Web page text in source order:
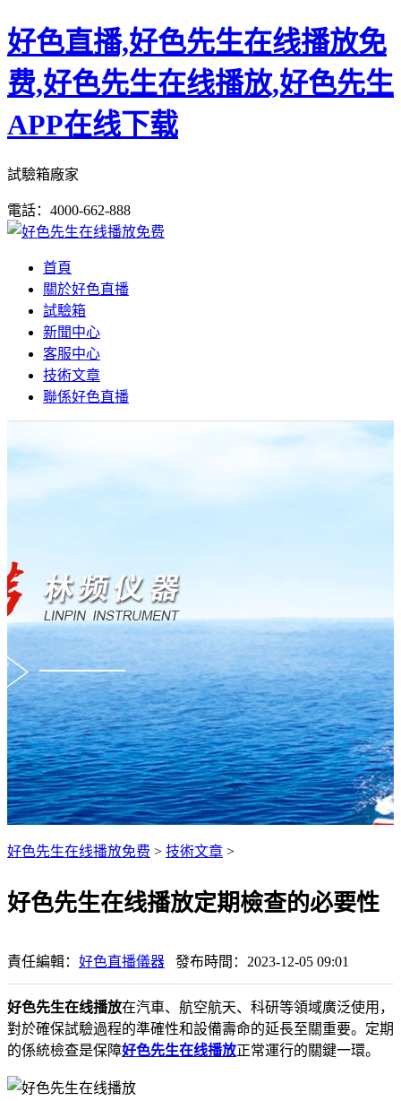
好色直播,好色先生在线播放免
费,好色先生在线播放,好色先生
APP在线下载
試驗箱廠家
電話：4000-662-888
首頁
關於好色直播
試驗箱
新聞中心
客服中心
技術文章
聯係好色直播
好色先生在线播放免费 > 技術文章 >
好色先生在线播放定期檢查的必要性
責任編輯： 好色直播儀器 發布時間：2023-12-05 09:01
好色先生在线播放在汽車、航空航天、科研等領域廣泛使用，
對於確保試驗過程的準確性和設備壽命的延長至關重要。定期
的係統檢查是保障好色先生在线播放正常運行的關鍵一環。